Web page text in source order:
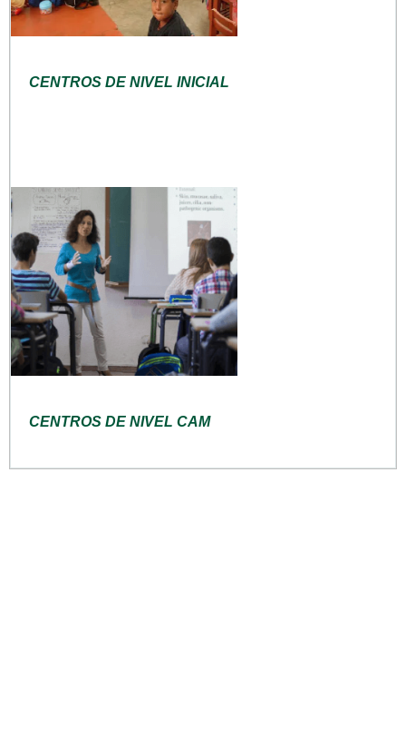
CENTROS DE NIVEL INICIAL
CENTROS DE NIVEL CAM